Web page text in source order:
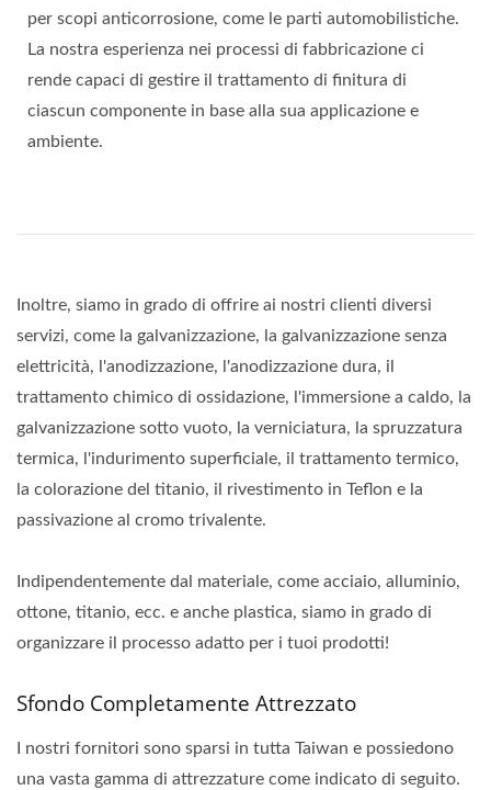
per scopi anticorrosione, come le parti automobilistiche.
La nostra esperienza nei processi di fabbricazione ci
rende capaci di gestire il trattamento di finitura di
ciascun componente in base alla sua applicazione e
ambiente.
Inoltre, siamo in grado di offrire ai nostri clienti diversi
servizi, come la galvanizzazione, la galvanizzazione senza
elettricità, l'anodizzazione, l'anodizzazione dura, il
trattamento chimico di ossidazione, l'immersione a caldo, la
galvanizzazione sotto vuoto, la verniciatura, la spruzzatura
termica, l'indurimento superficiale, il trattamento termico,
la colorazione del titanio, il rivestimento in Teflon e la
passivazione al cromo trivalente.
Indipendentemente dal materiale, come acciaio, alluminio,
ottone, titanio, ecc. e anche plastica, siamo in grado di
organizzare il processo adatto per i tuoi prodotti!
Sfondo Completamente Attrezzato
I nostri fornitori sono sparsi in tutta Taiwan e possiedono
una vasta gamma di attrezzature come indicato di seguito.